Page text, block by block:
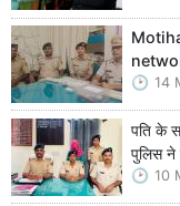
14
पति के
पुलिस ने
10